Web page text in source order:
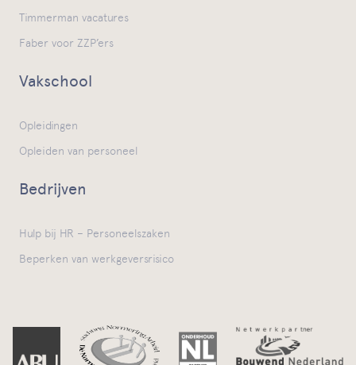
Timmerman vacatures
Faber voor ZZP’ers
Vakschool
Opleidingen
Opleiden van personeel
Bedrijven
Hulp bij HR – Personeelszaken
Beperken van werkgeversrisico